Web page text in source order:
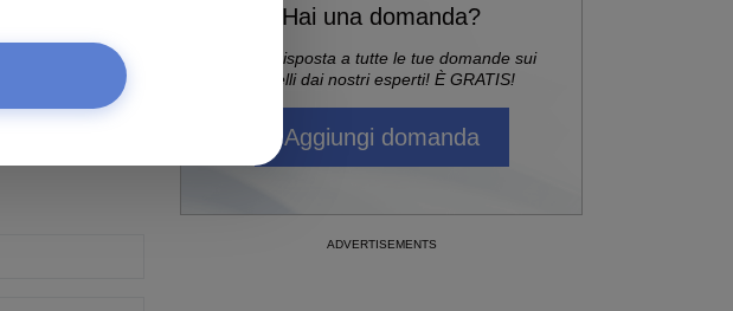
Hai una domanda?
Ricevi risposta a tutte le tue domande sui
capelli dai nostri esperti! È GRATIS!
Aggiungi domanda